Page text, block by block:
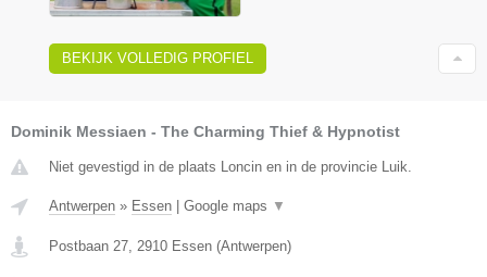
BEKIJK VOLLEDIG PROFIEL
Dominik Messiaen - The Charming Thief & Hypnotist
Niet gevestigd in de plaats Loncin en in de provincie Luik.
Antwerpen » Essen Google maps ▼
Postbaan 27, 2910 Essen (Antwerpen)